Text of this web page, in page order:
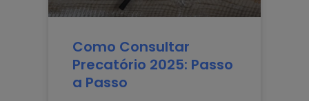
Como Consultar
Precatório 2025: Passo
a Passo